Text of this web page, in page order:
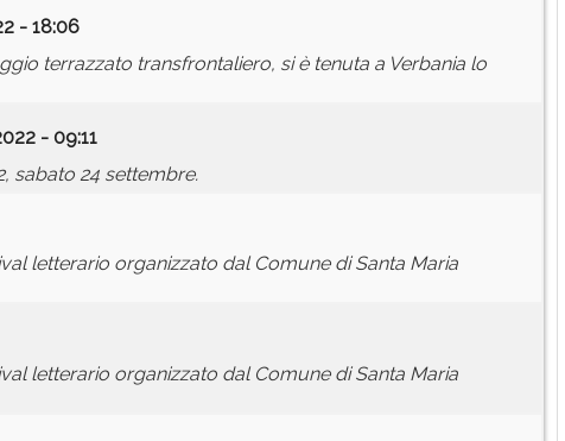
- 18:06
terrazzato transfrontaliero, si è tenuta a Verbania lo
- 09:11
sabato 24 settembre.
letterario organizzato dal Comune di Santa Maria
letterario organizzato dal Comune di Santa Maria